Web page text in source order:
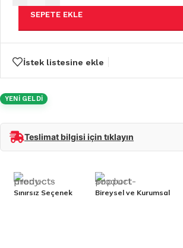
SEPETE EKLE
İstek listesine ekle
YENİ GELDİ
Teslimat bilgisi için tıklayın
Sınırsız Seçenek Bireysel ve Kurumsal